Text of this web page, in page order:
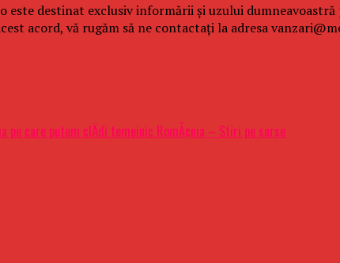
destinat exclusiv informării și uzului dumneavoastră
acord, vă rugăm să ne contactați la adresa
pe care putem clÄdi temeinic RomÃ¢nia – Stiri pe surse